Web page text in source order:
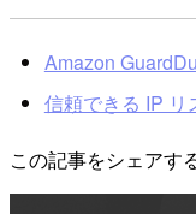
Amazon
信頼できる IP リ
この記事をシェアす